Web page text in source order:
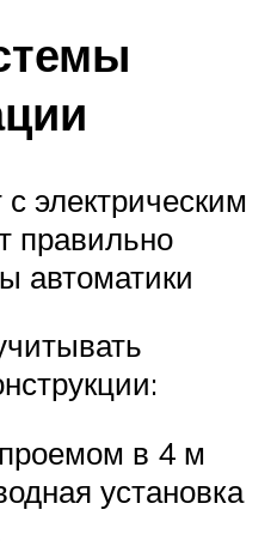
электрическим
правильно
автоматики
в 4 м
установка